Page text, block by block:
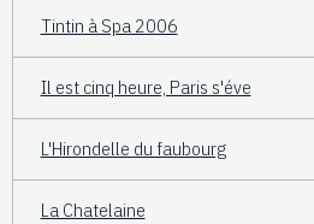
Tintin à Spa 2006
Il est cinq heure, Paris s'éve
L'Hirondelle du faubourg
La Chatelaine